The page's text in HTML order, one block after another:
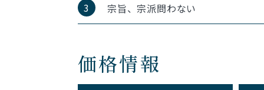
3 宗旨、宗派問わない
価格情報